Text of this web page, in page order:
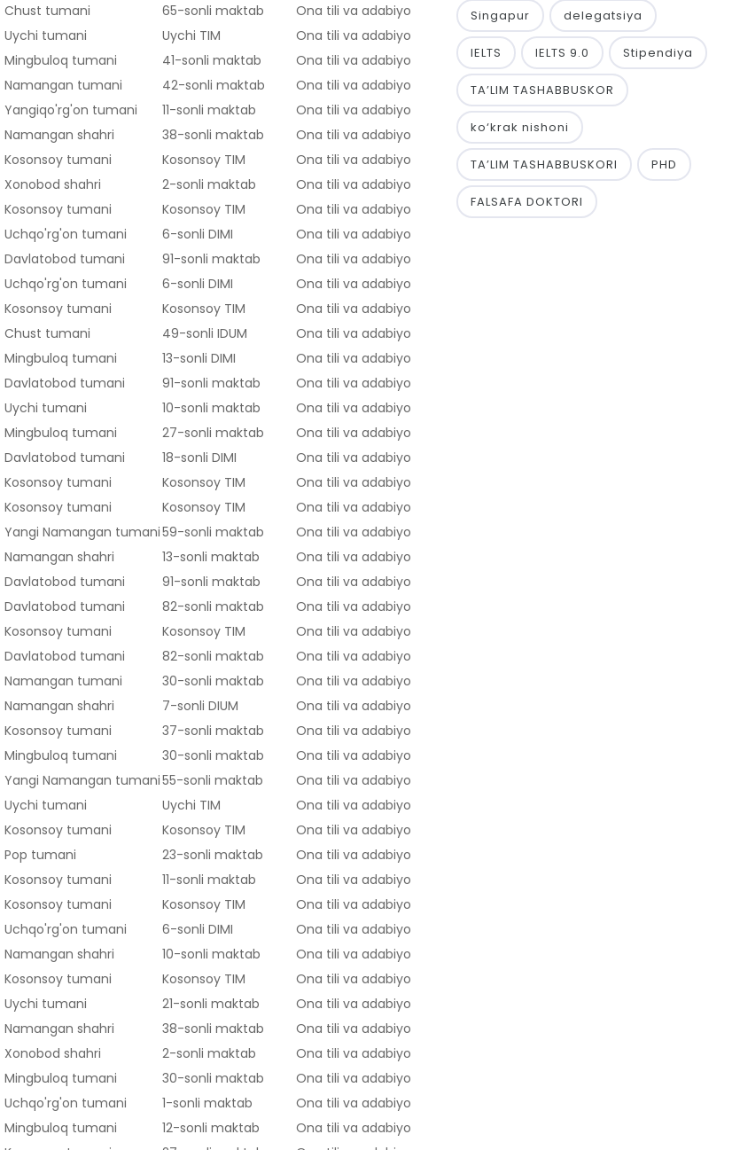
Chust tumani 65-sonli maktab Ona tili va adabiyot
Uychi tumani Uychi TIM Ona tili va adabiyot
Mingbuloq tumani 41-sonli maktab Ona tili va adabiyot
Namangan tumani 42-sonli maktab Ona tili va adabiyot
Yangiqo'rg'on tumani 11-sonli maktab Ona tili va adabiyot
Namangan shahri 38-sonli maktab Ona tili va adabiyot
Kosonsoy tumani Kosonsoy TIM Ona tili va adabiyot
Xonobod shahri 2-sonli maktab Ona tili va adabiyot
Kosonsoy tumani Kosonsoy TIM Ona tili va adabiyot
Uchqo'rg'on tumani 6-sonli DIMI Ona tili va adabiyot
Davlatobod tumani 91-sonli maktab Ona tili va adabiyot
Uchqo'rg'on tumani 6-sonli DIMI Ona tili va adabiyot
Kosonsoy tumani Kosonsoy TIM Ona tili va adabiyot
Chust tumani 49-sonli IDUM Ona tili va adabiyot
Mingbuloq tumani 13-sonli DIMI Ona tili va adabiyot
Davlatobod tumani 91-sonli maktab Ona tili va adabiyot
Uychi tumani 10-sonli maktab Ona tili va adabiyot
Mingbuloq tumani 27-sonli maktab Ona tili va adabiyot
Davlatobod tumani 18-sonli DIMI Ona tili va adabiyot
Kosonsoy tumani Kosonsoy TIM Ona tili va adabiyot
Kosonsoy tumani Kosonsoy TIM Ona tili va adabiyot
Yangi Namangan tumani59-sonli maktab Ona tili va adabiyot
Namangan shahri 13-sonli maktab Ona tili va adabiyot
Davlatobod tumani 91-sonli maktab Ona tili va adabiyot
Davlatobod tumani 82-sonli maktab Ona tili va adabiyot
Kosonsoy tumani Kosonsoy TIM Ona tili va adabiyot
Davlatobod tumani 82-sonli maktab Ona tili va adabiyot
Namangan tumani 30-sonli maktab Ona tili va adabiyot
Namangan shahri 7-sonli DIUM Ona tili va adabiyot
Kosonsoy tumani 37-sonli maktab Ona tili va adabiyot
Mingbuloq tumani 30-sonli maktab Ona tili va adabiyot
Yangi Namangan tumani55-sonli maktab Ona tili va adabiyot
Uychi tumani Uychi TIM Ona tili va adabiyot
Kosonsoy tumani Kosonsoy TIM Ona tili va adabiyot
Pop tumani 23-sonli maktab Ona tili va adabiyot
Kosonsoy tumani 11-sonli maktab Ona tili va adabiyot
Kosonsoy tumani Kosonsoy TIM Ona tili va adabiyot
Uchqo'rg'on tumani 6-sonli DIMI Ona tili va adabiyot
Namangan shahri 10-sonli maktab Ona tili va adabiyot
Kosonsoy tumani Kosonsoy TIM Ona tili va adabiyot
Uychi tumani 21-sonli maktab Ona tili va adabiyot
Namangan shahri 38-sonli maktab Ona tili va adabiyot
Xonobod shahri 2-sonli maktab Ona tili va adabiyot
Mingbuloq tumani 30-sonli maktab Ona tili va adabiyot
Uchqo'rg'on tumani 1-sonli maktab Ona tili va adabiyot
Mingbuloq tumani 12-sonli maktab Ona tili va adabiyot
Singapur delegatsiya
IELTS IELTS 9.0 Stipendiya
TA’LIM TASHABBUSKOR
ko‘krak nishoni
TA’LIM TASHABBUSKORI PHD
FALSAFA DOKTORI